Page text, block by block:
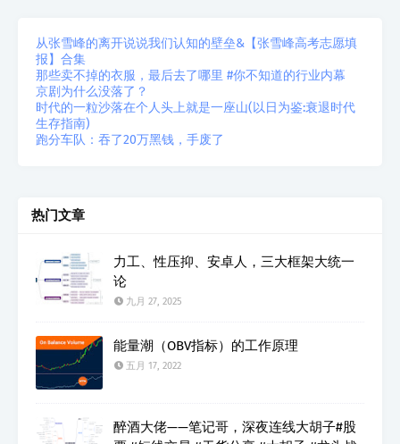
从张雪峰的离开说说我们认知的壁垒&【张雪峰高考志愿填
报】合集
那些卖不掉的衣服，最后去了哪里 #你不知道的行业内幕
京剧为什么没落了？
时代的一粒沙落在个人头上就是一座山(以日为鉴:衰退时代
生存指南)
跑分车队：吞了20万黑钱，手废了
热门文章
力工、性压抑、安卓人，三大框架大统一
论
九月 27, 2025
能量潮（OBV指标）的工作原理
五月 17, 2022
醉酒大佬——笔记哥，深夜连线大胡子#股